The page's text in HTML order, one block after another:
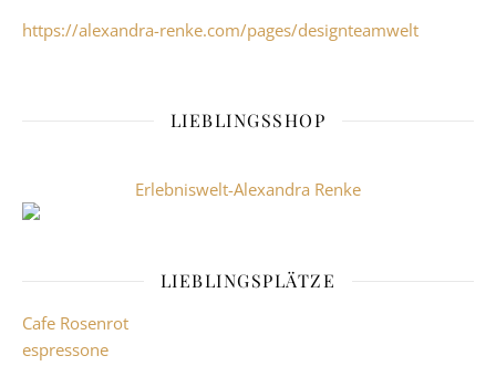
https://alexandra-renke.com/pages/designteamwelt
LIEBLINGSSHOP
Erlebniswelt-Alexandra Renke
LIEBLINGSPLÄTZE
Cafe Rosenrot
espressone